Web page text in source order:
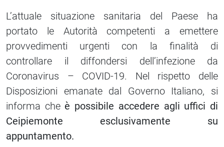
L’attuale situazione sanitaria del Paese ha
portato le Autorità competenti a emettere
provvedimenti urgenti con la finalità di
controllare il diffondersi dell’infezione da
Coronavirus – COVID-19. Nel rispetto delle
Disposizioni emanate dal Governo Italiano, si
informa che è possibile accedere agli uffici di
Ceipiemonte esclusivamente su
appuntamento.